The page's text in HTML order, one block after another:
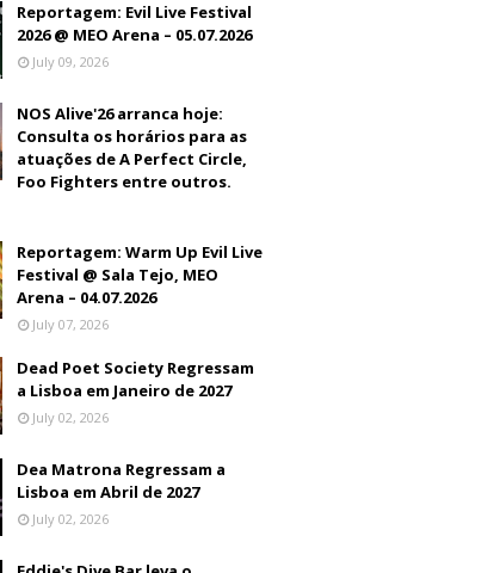
Reportagem: Evil Live Festival
2026 @ MEO Arena – 05.07.2026
July 09, 2026
NOS Alive'26 arranca hoje:
Consulta os horários para as
atuações de A Perfect Circle,
Foo Fighters entre outros.
Reportagem: Warm Up Evil Live
Festival @ Sala Tejo, MEO
Arena – 04.07.2026
July 07, 2026
Dead Poet Society Regressam
a Lisboa em Janeiro de 2027
July 02, 2026
Dea Matrona Regressam a
Lisboa em Abril de 2027
July 02, 2026